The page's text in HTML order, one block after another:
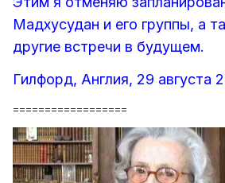
Мадхусудан и его группы, а
другие встречи в будущем.
Гилфорд, Англия, 29 августа
==================